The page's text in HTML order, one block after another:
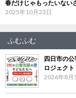
春だけじゃもったいない
2025年10月23日
ふむふむ
四日市の
ロジェク
2026年8月